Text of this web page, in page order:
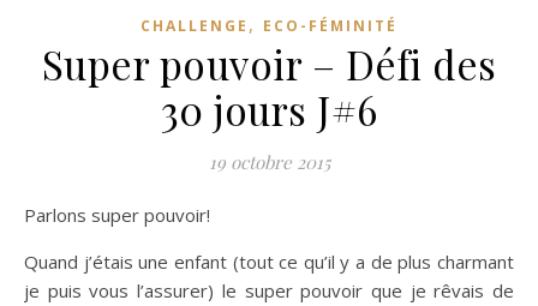
CHALLENGE , ECO-FÉMINITÉ
Super pouvoir – Défi des
30 jours J#6
19 octobre 2015
Parlons super pouvoir!
Quand j’étais une enfant (tout ce qu’il y a de plus charmant
je puis vous l’assurer) le super pouvoir que je rêvais de